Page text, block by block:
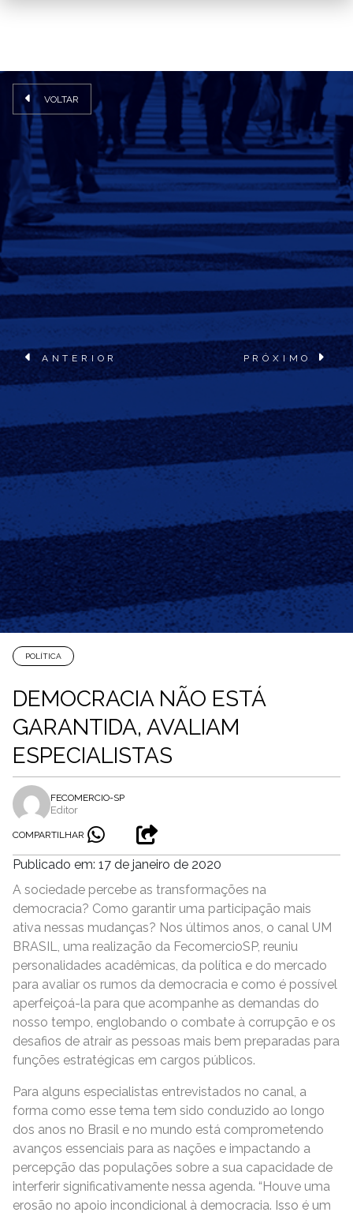
VOLTAR
ANTERIOR PRÓXIMO
POLÍTICA
DEMOCRACIA NÃO ESTÁ
GARANTIDA, AVALIAM
ESPECIALISTAS
COMPARTILHAR
FECOMERCIO-SP
Editor
Publicado em: 17 de janeiro de 2020
A sociedade percebe as transformações na
democracia? Como garantir uma participação mais
ativa nessas mudanças? Nos últimos anos, o canal UM
BRASIL, uma realização da FecomercioSP, reuniu
personalidades acadêmicas, da política e do mercado
para avaliar os rumos da democracia e como é possível
aperfeiçoá-la para que acompanhe as demandas do
nosso tempo, englobando o combate à corrupção e os
desafios de atrair as pessoas mais bem preparadas para
funções estratégicas em cargos públicos.
Para alguns especialistas entrevistados no canal, a
forma como esse tema tem sido conduzido ao longo
dos anos no Brasil e no mundo está comprometendo
avanços essenciais para as nações e impactando a
percepção das populações sobre a sua capacidade de
interferir significativamente nessa agenda. “Houve uma
erosão no apoio incondicional à democracia. Isso é um